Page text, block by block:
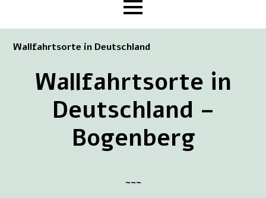
Wallfahrtsorte in Deutschland
Wallfahrtsorte in
Deutschland –
Bogenberg
~~~